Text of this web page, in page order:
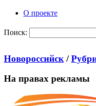
О проекте
Поиск:
Новороссийск /
На правах рекламы